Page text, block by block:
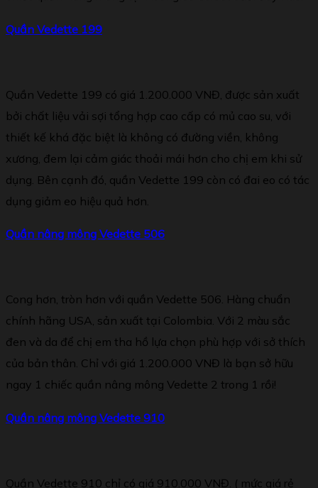
Quần Vedette 199
Quần Vedette 199 có giá 1.200.000 VNĐ, được sản xuất
bởi chất liệu vải sợi tổng hợp cao cấp có mủ cao su, với
thiết kế khá đặc biệt là không có đường viền, không
xương, đem lại cảm giác thoải mái hơn cho chị em khi sử
dụng. Bên cạnh đó, quần Vedette 199 còn có đai eo có tác
dụng giảm eo hiệu quả hơn.
Quần nâng mông Vedette 506
Cong hơn, tròn hơn với quần Vedette 506. Hàng chuẩn
chính hãng USA, sản xuất tại Colombia. Với 2 màu sắc
đen và da để chị em tha hồ lựa chọn phù hợp với sở thích
của bản thân. Chỉ với giá 1.200.000 VNĐ là bạn sở hữu
ngay 1 chiếc quần nâng mông Vedette 2 trong 1 rồi!
Quần nâng mông Vedette 910
Quần Vedette 910 chỉ có giá 910.000 VNĐ. ( mức giá rẻ